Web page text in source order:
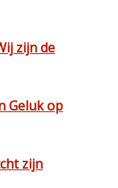
zijn de
Geluk op
zijn